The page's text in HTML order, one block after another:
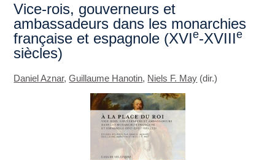
Vice-rois, gouverneurs et
ambassadeurs dans les monarchies
française et espagnole (XVIe-XVIIIe
siècles)
Daniel Aznar,Guillaume Hanotin, Niels F. May (dir.)